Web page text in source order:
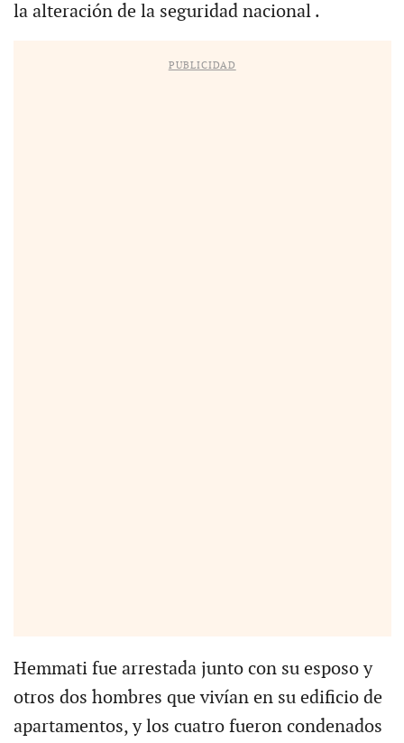
la alteración de la seguridad nacional .
PUBLICIDAD
Hemmati fue arrestada junto con su esposo y
otros dos hombres que vivían en su edificio de
apartamentos, y los cuatro fueron condenados